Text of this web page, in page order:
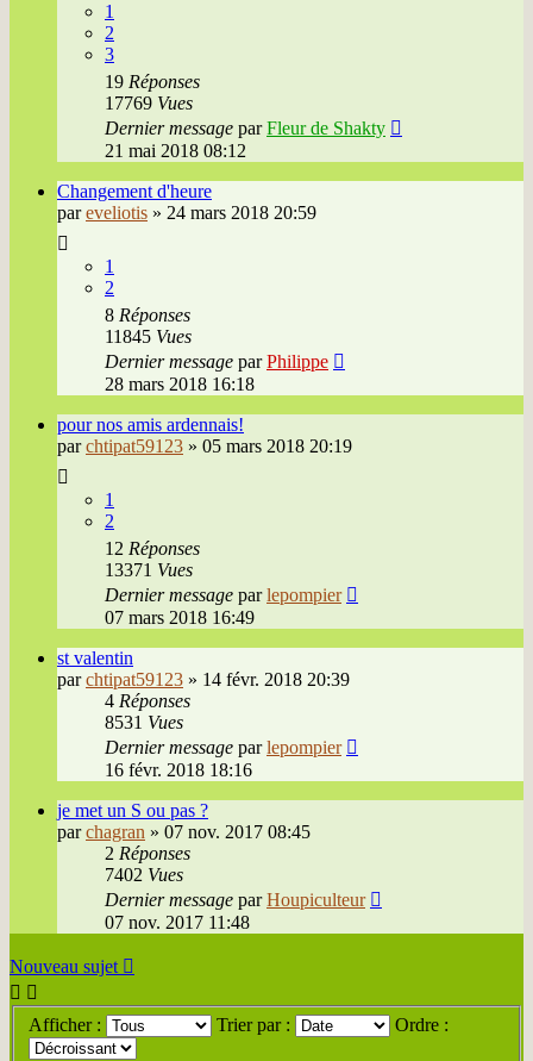
1
2
3
19 Réponses
17769 Vues
Dernier message parFleur de Shakty
21 mai 2018 08:12
Changement d'heure
pareveliotis » 24 mars 2018 20:59
1
2
8 Réponses
11845 Vues
Dernier message parPhilippe
28 mars 2018 16:18
pour nos amis ardennais!
parchtipat59123 » 05 mars 2018 20:19
1
2
12 Réponses
13371 Vues
Dernier message parlepompier
07 mars 2018 16:49
st valentin
parchtipat59123 » 14 févr. 2018 20:39
4 Réponses
8531 Vues
Dernier message parlepompier
16 févr. 2018 18:16
je met un S ou pas ?
parchagran » 07 nov. 2017 08:45
2 Réponses
7402 Vues
Dernier message parHoupiculteur
07 nov. 2017 11:48
Nouveau sujet
Afficher : Trier par : Ordre :